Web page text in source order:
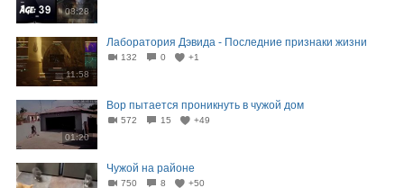
08:28
11:58
Лаборатория Дэвида - Последние признаки жизни
132 0 +1
01:20
Вор пытается проникнуть в чужой дом
572 15 +49
Чужой на районе
750 8 +50